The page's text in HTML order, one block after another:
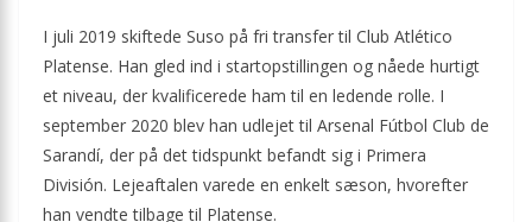
I juli 2019 skiftede Suso på fri transfer til Club Atlético
Platense. Han gled ind i startopstillingen og nåede hurtigt
et niveau, der kvalificerede ham til en ledende rolle. I
september 2020 blev han udlejet til Arsenal Fútbol Club de
Sarandí, der på det tidspunkt befandt sig i Primera
División. Lejeaftalen varede en enkelt sæson, hvorefter
han vendte tilbage til Platense.